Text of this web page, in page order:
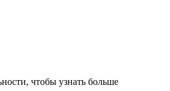
чтобы узнать больше